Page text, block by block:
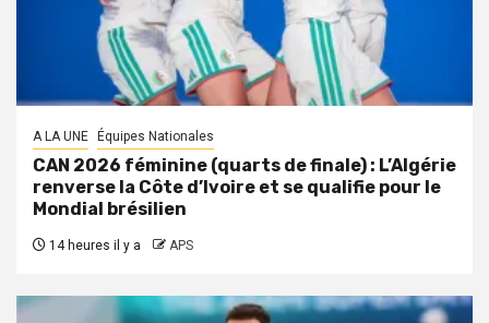
A LA UNE Équipes Nationales
CAN 2026 féminine (quarts de finale) : L’Algérie
renverse la Côte d’Ivoire et se qualifie pour le
Mondial brésilien
14 heures il y a APS